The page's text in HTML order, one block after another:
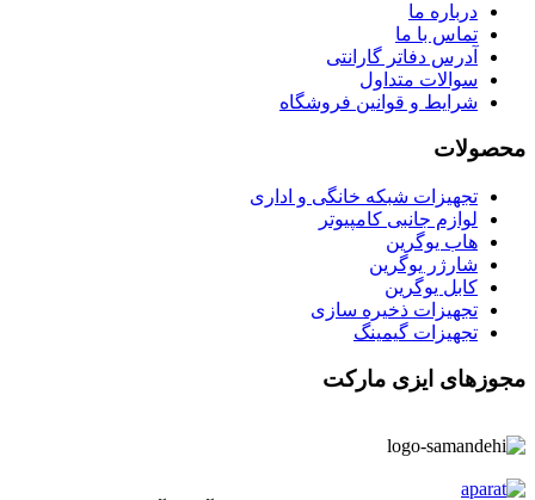
درباره ما
تماس با ما
آدرس دفاتر گارانتی
سوالات متداول
شرایط و قوانین فروشگاه
محصولات
تجهیزات شبکه خانگی و اداری
لوازم جانبی کامپیوتر
هاب یوگرین
شارژر یوگرین
کابل یوگرین
تجهیزات ذخیره سازی
تجهیزات گیمینگ
مجوزهای ایزی مارکت